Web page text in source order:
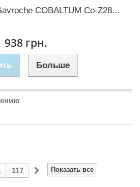
COBALTUМ Co-Z28...
938 грн.
Больше
Показать все
117